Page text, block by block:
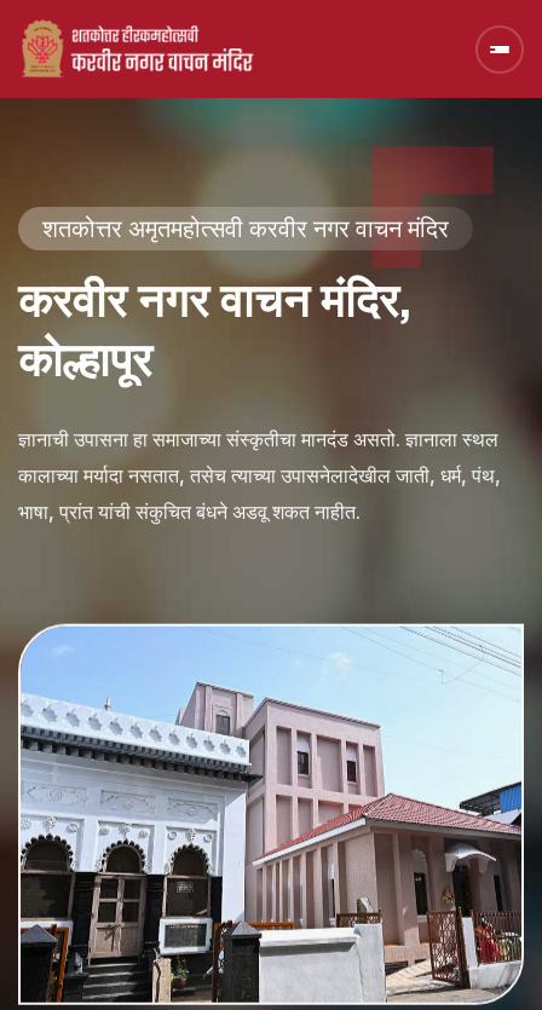
शतकोत्तर अमृतमहोत्सवी करवीर नगर वाचन मंदिर
करवीर नगर वाचन मंदिर,
कोल्हापूर
ज्ञानाची उपासना हा समाजाच्या संस्कृतीचा मानदंड असतो. ज्ञानाला स्थल
कालाच्या मर्यादा नसतात, तसेच त्याच्या उपासनेलादेखील जाती, धर्म, पंथ,
भाषा, प्रांत यांची संकुचित बंधने अडवू शकत नाहीत.